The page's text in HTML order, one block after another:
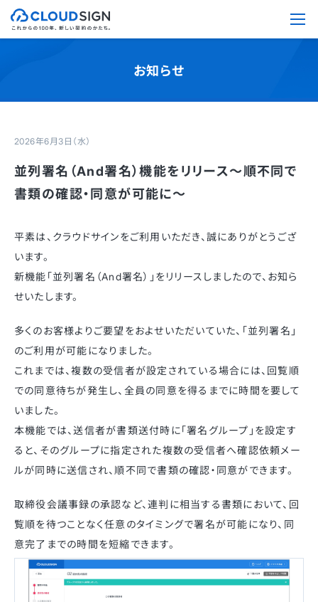
お知らせ
2026年6月3日（水）
並列署名（And署名）機能をリリース〜順不同で
書類の確認・同意が可能に〜
平素は、クラウドサインをご利用いただき、誠にありがとうござ
います。
新機能「並列署名（And署名）」をリリースしましたので、お知ら
せいたします。
多くのお客様よりご要望をおよせいただいていた、「並列署名」
のご利用が可能になりました。
これまでは、複数の受信者が設定されている場合には、回覧順
での同意待ちが発生し、全員の同意を得るまでに時間を要して
いました。
本機能では、送信者が書類送付時に「署名グループ」を設定す
ると、そのグループに指定された複数の受信者へ確認依頼メー
ルが同時に送信され、順不同で書類の確認・同意ができます。
取締役会議事録の承認など、連判に相当する書類において、回
覧順を待つことなく任意のタイミングで署名が可能になり、同
意完了までの時間を短縮できます。